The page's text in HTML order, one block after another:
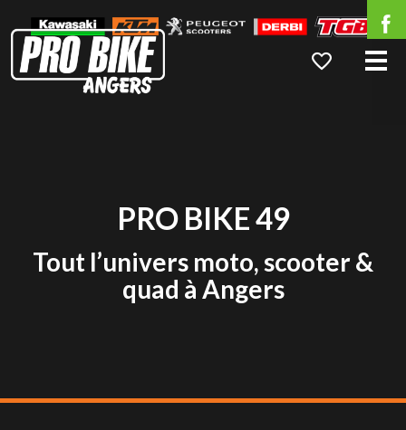
PRO BIKE 49
Tout l’univers moto, scooter &
quad à Angers